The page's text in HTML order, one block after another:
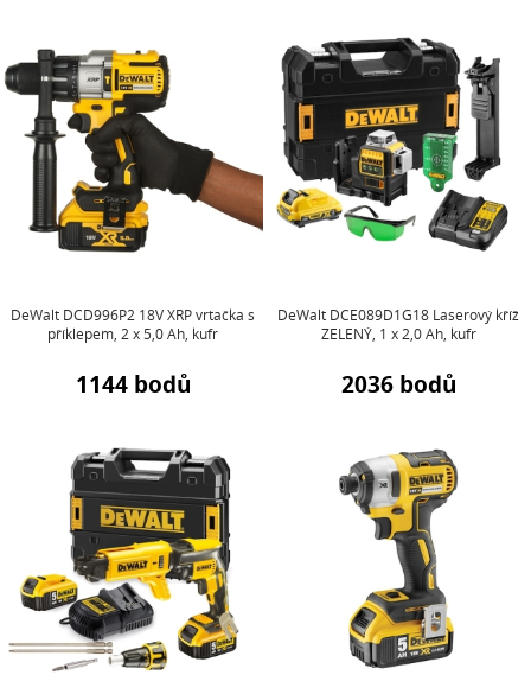
DeWalt DCD996P2 18V XRP vrtačka s
příklepem, 2 x 5,0 Ah, kufr
1144 bodů
DeWalt DCE089D1G18 Laserový kříž
ZELENÝ, 1 x 2,0 Ah, kufr
2036 bodů